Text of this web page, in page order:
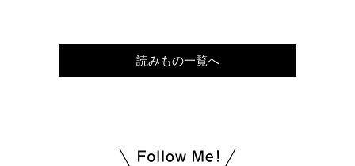
読みもの一覧へ